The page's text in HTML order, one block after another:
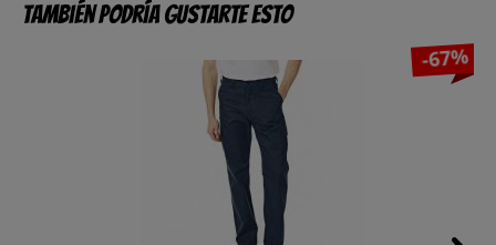
También podría gustarte esto
-67%